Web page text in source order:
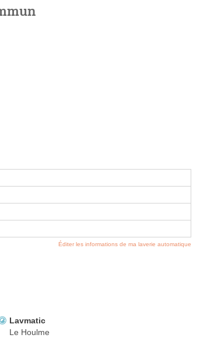
Éditer les informations de ma laverie automatique
Lavmatic
Le Houlme